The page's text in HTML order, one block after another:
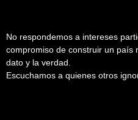
No respondemos a intereses
compromiso de construir un país
dato y la verdad.
Escuchamos a quienes otros